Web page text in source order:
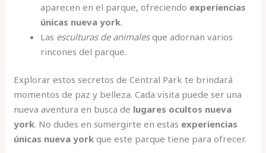
aparecen en el parque, ofreciendo experiencias
únicas nueva york.
Las esculturas de animalesque adornan varios
rincones del parque.
Explorar estos secretos de Central Park te brindará
momentos de paz y belleza. Cada visita puede ser una
nueva aventura en busca de lugares ocultos nueva
york. No dudes en sumergirte en estas experiencias
únicas nueva york que este parque tiene para ofrecer.